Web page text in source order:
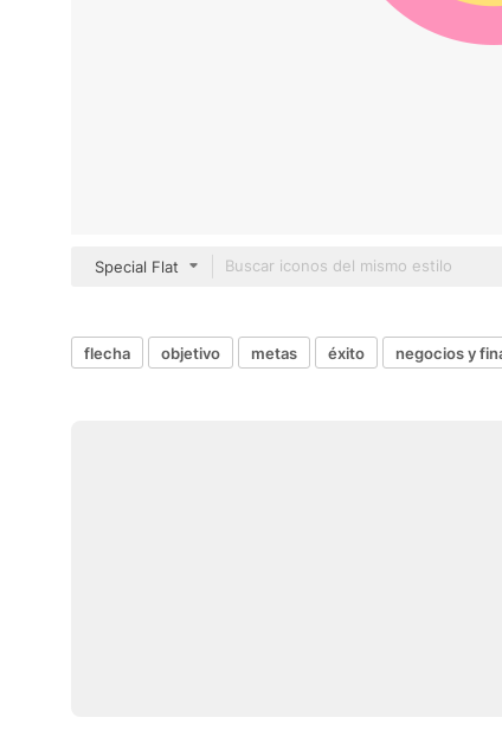
Special Flat
flecha objetivo metas éxito negocios y